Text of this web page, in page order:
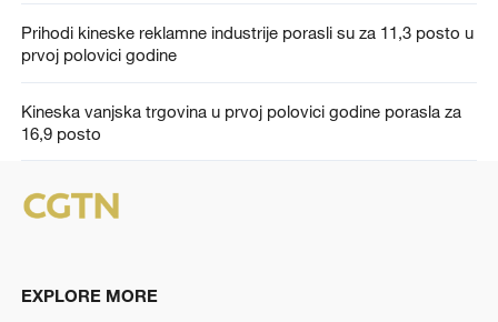
Prihodi kineske reklamne industrije porasli su za 11,3 posto u
prvoj polovici godine
Kineska vanjska trgovina u prvoj polovici godine porasla za
16,9 posto
EXPLORE MORE